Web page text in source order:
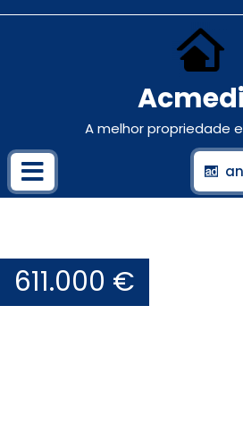
A melhor propriedade
611.000 €